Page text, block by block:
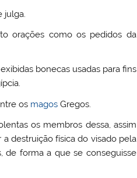
julga.
orações como os pedidos da
bonecas usadas para fins
os magos Gregos.
os membros dessa, assim
destruição física do visado pela
de forma a que se conseguisse